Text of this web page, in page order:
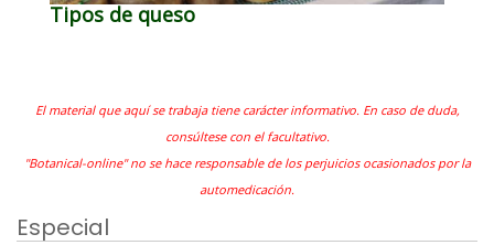
Tipos de queso
El material que aquí se trabaja tiene carácter informativo. En caso de duda,
consúltese con el facultativo.
"Botanical-online" no se hace responsable de los perjuicios ocasionados por la
automedicación.
Especial